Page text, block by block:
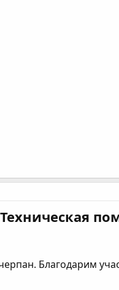
Техническая
Благодарим